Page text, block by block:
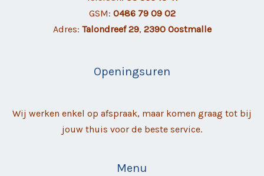
GSM: 0486 79 09 02
Adres: Talondreef 29, 2390 Oostmalle
Openingsuren
Wij werken enkel op afspraak, maar komen graag tot bij
jouw thuis voor de beste service.
Menu